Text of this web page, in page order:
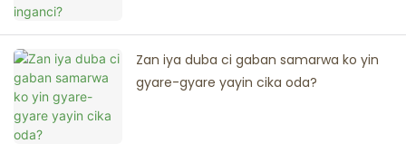
Zan iya duba ci gaban samarwa ko yin
gyare-gyare yayin cika oda?